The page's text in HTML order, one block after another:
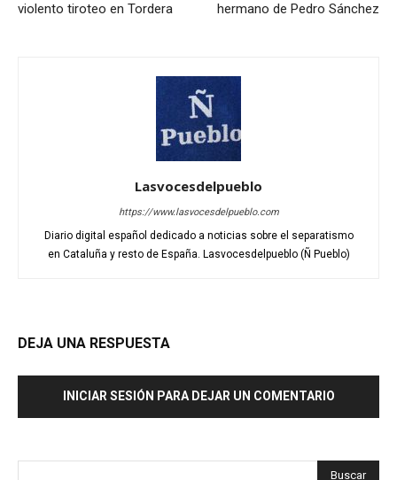
violento tiroteo en Tordera
hermano de Pedro Sánchez
Lasvocesdelpueblo
https://www.lasvocesdelpueblo.com
Diario digital español dedicado a noticias sobre el separatismo
en Cataluña y resto de España. Lasvocesdelpueblo (Ñ Pueblo)
DEJA UNA RESPUESTA
INICIAR SESIÓN PARA DEJAR UN COMENTARIO